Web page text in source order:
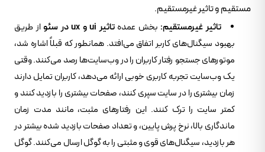
مستقیم و تاثیر غیرمستقیم.
تاثیر غیرمستقیم: بخش عمدهتاثیر ui و ux در سئو
از طریق
بهبود سیگنال‌های کاربر اتفاق می‌افتد. همانطور که قبلاً اشاره شد،
موتورهای جستجو رفتار کاربران را در وب‌سایت‌ها رصد می‌کنند. وقتی
یک وب‌سایت تجربه کاربری خوبی ارائه می‌دهد، کاربران تمایل دارند
زمان بیشتری را در سایت سپری کنند، صفحات بیشتری را بازدید کنند و
کمتر سایت را ترک کنند. این رفتارهای مثبت، مانند مدت زمان
ماندگاری بالا، نرخ پرش پایین، و تعداد صفحات بازدید شده بیشتر در
هر بازدید، سیگنال‌های قوی و مثبتی را به گوگل ارسال می‌کنند. گوگل